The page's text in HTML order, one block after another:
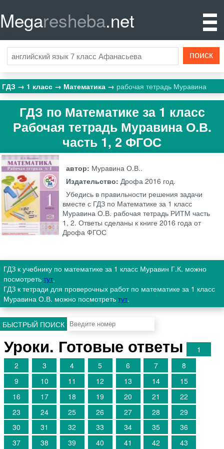
Megaresheba.net
ГДЗ 1 класс Математика рабочая тетрадь Муравина
ГДЗ по Математике за 1 класс
Рабочая тетрадь Муравина О.В.
часть 1, 2 ФГОС
автор: Муравина О.В..
Издательство:Дрофа 2016 год.
Убедись в правильности решения задачи
вместе с ГДЗ по Математике за 1 класс
Муравина О.В. рабочая тетрадь РИТМ часть
1, 2. Ответы сделаны к книге 2016 года от
Дрофа ФГОС
ГДЗ к учебнику по математике за 1 класс Муравин Г.К. можно
посмотреть тут.
ГДЗ к тетради для проверочных работ по математике за 1 класс
Муравина О.В. можно посмотреть тут.
БЫСТРЫЙ ПОИСК
Уроки. Готовые ответы
1
2
3 4 5 6 7
8
9
10 11 12 13 14
15
16
17 18 19 20 21
22
23
24 25 26 27 28
29
30
31 32 33 34 35
36
37
38 39 40 41 42 43